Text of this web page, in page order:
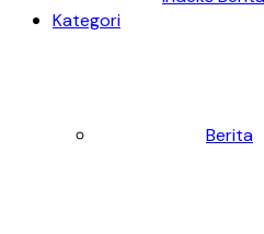
Kategori
Berita